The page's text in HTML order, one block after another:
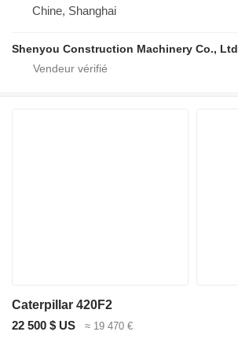
Chine, Shanghai
Shenyou Construction Machinery Co., Ltd
Caterpillar 420F2
22 500 $ US
≈ 19 470 €